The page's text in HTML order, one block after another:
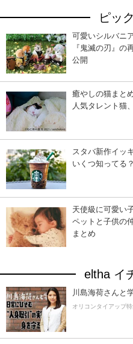
ピッ
可愛いシルバニ
『鬼滅の刃』の
公開
癒やしの猫まと
人気タレント猫
スタバ新作イッ
いくつ知ってる
天使級に可愛い
ペットと子供の
まとめ
eltha イ
川島海荷さんと
オリコンタイアップ